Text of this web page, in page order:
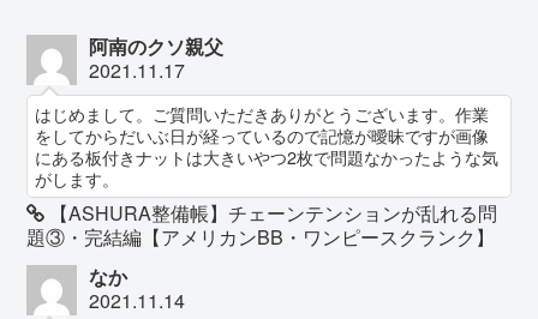
阿南のクソ親父
2021.11.17
はじめまして。ご質問いただきありがとうございます。作業
をしてからだいぶ日が経っているので記憶が曖昧ですが画像
にある板付きナットは大きいやつ2枚で問題なかったような気
がします。
【ASHURA整備帳】チェーンテンションが乱れる問
題③・完結編【アメリカンBB・ワンピースクランク】
なか
2021.11.14